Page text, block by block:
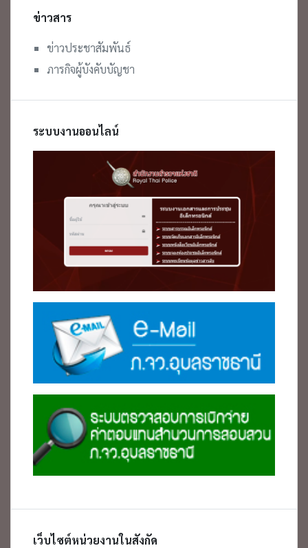
ข่าวสาร
ข่าวประชาสัมพันธ์
ภารกิจผู้บังคับบัญชา
ระบบงานออนไลน์
เว็บไซต์หน่วยงานในสังกัด